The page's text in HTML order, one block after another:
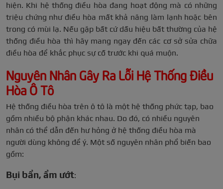
hiện. Khi hệ thống điều hòa đang hoạt động mà có những
triệu chứng như điều hòa mất khả năng làm lạnh hoặc bên
trong có mùi lạ. Nếu gặp bất cứ dấu hiệu bất thường của hệ
thống điều hòa thì hãy mang ngay đến các cơ sở sửa chữa
điều hòa để khắc phục sự cố trước khi quá muộn.
Nguyên Nhân Gây Ra Lỗi Hệ Thống Điều
Hòa Ô Tô
Hệ thống điều hòa trên ô tô là một hệ thống phức tạp, bao
gồm nhiều bộ phận khác nhau. Do đó, có nhiều nguyên
nhân có thể dẫn đến hư hỏng ở hệ thống điều hòa mà
người dùng không để ý. Một số nguyên nhân phổ biến bao
gồm:
Bụi bẩn, ẩm ướt: